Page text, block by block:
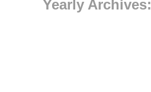
Yearly Archives: